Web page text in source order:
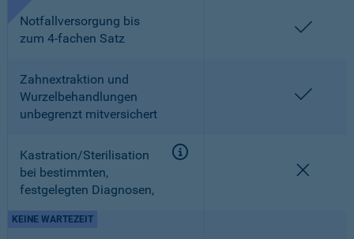
Notfallversorgung bis
zum 4-fachen Satz
Zahnextraktion und
Wurzelbehandlungen
unbegrenzt mitversichert
Kastration/Sterilisation
bei bestimmten,
festgelegten Diagnosen,
KEINE WARTEZEIT